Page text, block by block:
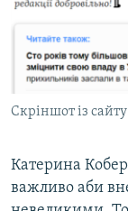
Скріншот із
Катерина
важливо аби